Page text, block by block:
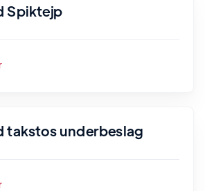
Spiktejp
takstos underbeslag